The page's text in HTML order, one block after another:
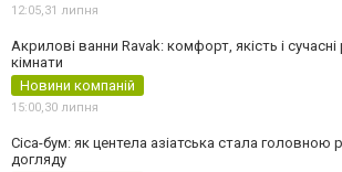
12:05,31 липня
Акрилові ванни Ravak: комфорт, якість і
кімнати
Новини компаній
15:00,30 липня
Cica-бум: як центела азіатська стала головною
догляду